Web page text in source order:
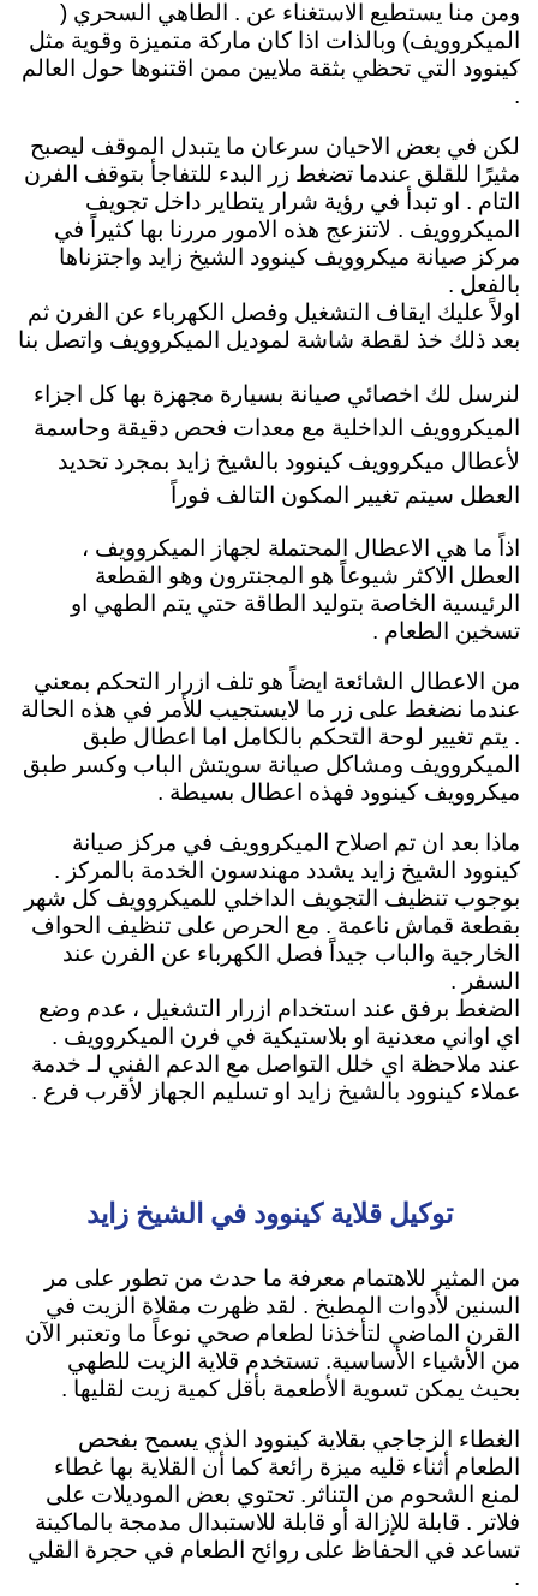
ومن منا يستطيع الاستغناء عن . الطاهي السحري (
الميكروويف) وبالذات اذا كان ماركة متميزة وقوية مثل
كينوود التي تحظي بثقة ملايين ممن اقتنوها حول العالم
.
لكن في بعض الاحيان سرعان ما يتبدل الموقف ليصبح
مثيرًا للقلق عندما تضغط زر البدء للتفاجأ بتوقف الفرن
التام . او تبدأ في رؤية شرار يتطاير داخل تجويف
الميكروويف . لاتنزعج هذه الامور مررنا بها كثيراً في
مركز صيانة ميكروويف كينوود الشيخ زايد واجتزناها
بالفعل .
اولاً عليك ايقاف التشغيل وفصل الكهرباء عن الفرن ثم
بعد ذلك خذ لقطة شاشة لموديل الميكروويف واتصل بنا
لنرسل لك اخصائي صيانة بسيارة مجهزة بها كل اجزاء
الميكروويف الداخلية مع معدات فحص دقيقة وحاسمة
لأعطال ميكروويف كينوود بالشيخ زايد بمجرد تحديد
العطل سيتم تغيير المكون التالف فوراً
اذاً ما هي الاعطال المحتملة لجهاز الميكروويف ،
العطل الاكثر شيوعاً هو المجنترون وهو القطعة
الرئيسية الخاصة بتوليد الطاقة حتي يتم الطهي او
تسخين الطعام .
من الاعطال الشائعة ايضاً هو تلف ازرار التحكم بمعني
عندما نضغط على زر ما لايستجيب للأمر في هذه الحالة
. يتم تغيير لوحة التحكم بالكامل اما اعطال طبق
الميكروويف ومشاكل صيانة سويتش الباب وكسر طبق
ميكروويف كينوود فهذه اعطال بسيطة .
ماذا بعد ان تم اصلاح الميكروويف في مركز صيانة
كينوود الشيخ زايد يشدد مهندسون الخدمة بالمركز .
بوجوب تنظيف التجويف الداخلي للميكروويف كل شهر
بقطعة قماش ناعمة . مع الحرص على تنظيف الحواف
الخارجية والباب جيداًَ فصل الكهرباء عن الفرن عند
السفر .
الضغط برفق عند استخدام ازرار التشغيل ، عدم وضع
اي اواني معدنية او بلاستيكية في فرن الميكروويف .
عند ملاحظة اي خلل التواصل مع الدعم الفني لـ خدمة
عملاء كينوود بالشيخ زايد او تسليم الجهاز لأقرب فرع .
توكيل قلاية كينوود في الشيخ زايد
من المثير للاهتمام معرفة ما حدث من تطور على مر
السنين لأدوات المطبخ . لقد ظهرت مقلاة الزيت في
القرن الماضي لتأخذنا لطعام صحي نوعاً ما وتعتبر الآن
من الأشياء الأساسية. تستخدم قلاية الزيت للطهي
بحيث يمكن تسوية الأطعمة بأقل كمية زيت لقليها .
الغطاء الزجاجي بقلاية كينوود الذي يسمح بفحص
الطعام أثناء قليه ميزة رائعة كما أن القلاية بها غطاء
لمنع الشحوم من التناثر. تحتوي بعض الموديلات على
فلاتر . قابلة للإزالة أو قابلة للاستبدال مدمجة بالماكينة
تساعد في الحفاظ على روائح الطعام في حجرة القلي
.